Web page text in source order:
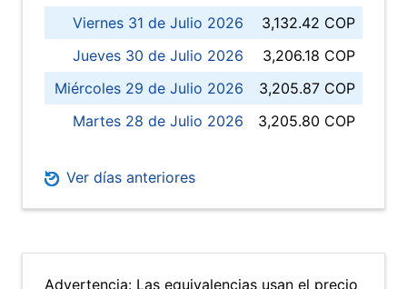
Viernes 31 de Julio 2026
3,132.42 COP
Jueves 30 de Julio 2026
3,206.18 COP
Miércoles 29 de Julio 2026
3,205.87 COP
Martes 28 de Julio 2026
3,205.80 COP
Ver días anteriores
Advertencia: Las equivalencias usan el precio